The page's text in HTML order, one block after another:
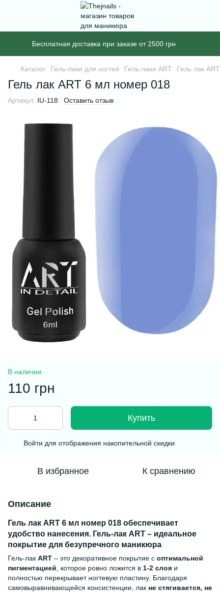
Бесплатная доставка при заказе от 2500 грн
Каталог Гель-лаки для ногтей Гель-лаки ART Гель лак
Гель лак ART 6 мл номер 018
Артикул: IU-118 Оставить отзыв
В наличии
110 грн
Купить
Войти для отображения накопительной скидки
В избранное К сравнению
Описание
Гель лак ART 6 мл номер 018 обеспечивает
удобство нанесения. Гель-лак ART – идеальное
покрытие для безупречного маникюра
Гель-лак ART – это декоративное покрытие с оптимальной
пигментацией , которое ровно ложится в 1-2 слоя и
полностью перекрывает ногтевую пластину. Благодаря
самовыравнивающейся консистенции, лак не стягивается, не